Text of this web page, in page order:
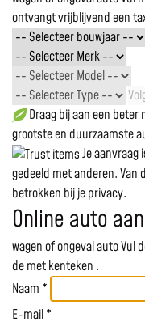
ontvangt vrijblijvend een
Draag bij aan een
grootste en duurzaamste
Je aanvraag
gedeeld met anderen. Van
betrokken bij je privacy.
Online auto
wagen of ongeval autoVul
demet kenteken .
Naam *
E-mail *